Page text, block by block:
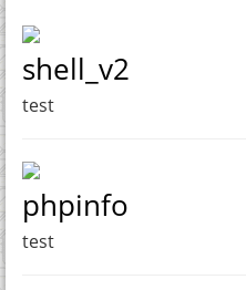
shell_v2
test
phpinfo
test